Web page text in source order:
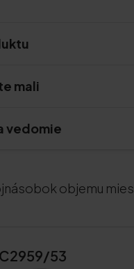
mali
vedomie
objemu
53